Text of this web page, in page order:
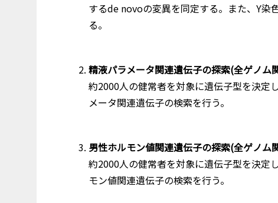
するde novoの変異を同定する。また、Y染
る。
精液パラメータ関連遺伝子の探索(全ゲノム
約2000人の健常者を対象に遺伝子型を決定
メータ関連遺伝子の検索を行う。
男性ホルモン値関連遺伝子の探索(全ゲノム
約2000人の健常者を対象に遺伝子型を決定
モン値関連遺伝子の検索を行う。